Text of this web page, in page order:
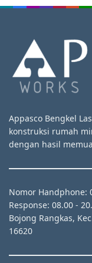
Appasco Bengkel
konstruksi rumah
dengan hasil
Nomor Handphone:
Response: 08.00 -
Bojong Rangkas,
16620